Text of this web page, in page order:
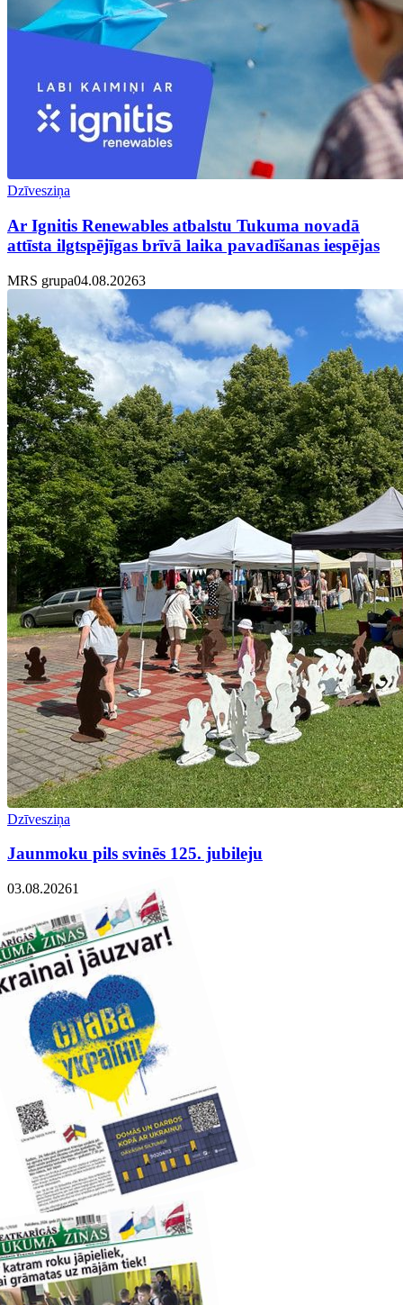
Dzīvesziņa
Ar Ignitis Renewables atbalstu Tukuma novadā
attīsta ilgtspējīgas brīvā laika pavadīšanas iespējas
MRS grupa04.08.20263
Dzīvesziņa
Jaunmoku pils svinēs 125. jubileju
03.08.20261